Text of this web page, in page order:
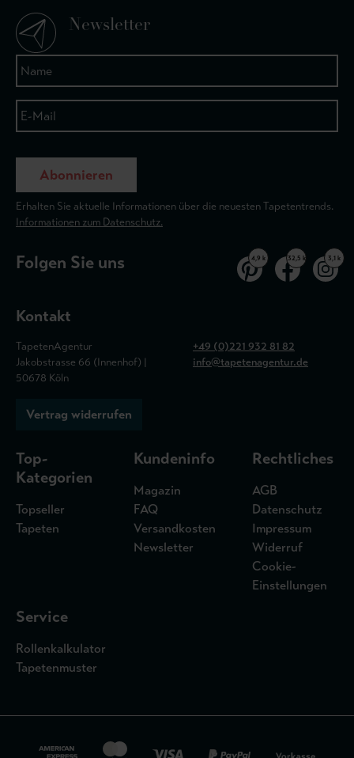
Newsletter
Abonnieren
Erhalten Sie aktuelle Informationen über die neuesten Tapetentrends.
Informationen zum Datenschutz.
Folgen Sie uns 4,9 k 32,5 k 3,1 k
Kontakt
TapetenAgentur
Jakobstrasse 66 (Innenhof) |
50678 Köln
+49 (0)221 932 81 82
info@tapetenagentur.de
Vertrag widerrufen
Top-
Kategorien
Topseller
Tapeten
Kundeninfo
Magazin
FAQ
Versandkosten
Newsletter
Rechtliches
AGB
Datenschutz
Impressum
Widerruf
Cookie-
Einstellungen
Service
Rollenkalkulator
Tapetenmuster